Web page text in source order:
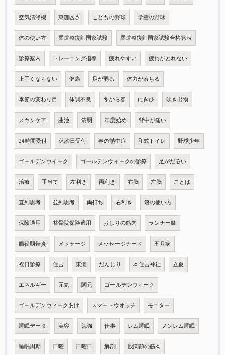
空気清浄機 東灘区さ こどもの野球 学童の野球
体の使い方 柔道整復師国家試験 柔道整復師国家試験合格発表
診療案内 トレーニング指導 疲れやすい 疲れがとれない
上手くならない 健康 足が弱る 体力が落ちる
季節の変わり目 体調不良 冬から春 にきび 吹き出物
スキンケア 曲池 清明 年度始め 背中が痛い
24時間受付 休診日受付 春の熱中症 和式トイレ 野球少年
ゴールデンウイーク ゴールデンウイークの診療 足がだるい
治療 手当て 左利き 両利き 右脳 左脳 ことば
直列思考 並列思考 両打ち 右利き 箸の使い方
保険適用 整骨院保険適用 おしりの筋肉 ランナー膝
腸径靱帯炎 メッセージ メッセージカード 五月病
祝日診療 住吉 東灘 だんじり 本住吉神社 立夏
エネルギー 元気 関元 ゴールデンウィーク
ゴールデンウィークあけ スマートウオッチ モニター
睡眠データ 美容 勉強 仕事 レム睡眠 ノンレム睡眠
睡眠周期 日曜 日曜日 解剖 股関節の筋肉